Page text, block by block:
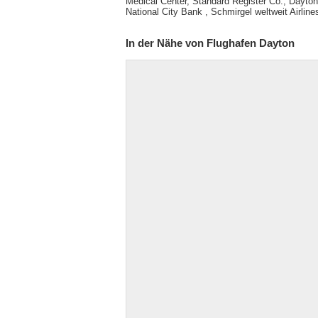
National City Bank , Schmirgel weltweit
In der Nähe von Flughafen Dayton